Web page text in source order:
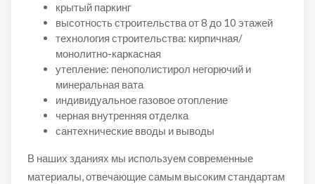
крытый паркинг
высотность строительства от 8 до 10 этажей
технология строительства: кирпичная/
монолитно-каркасная
утепление: пенополистирол негорючий и
минеральная вата
индивидуальное газовое отопление
черная внутренняя отделка
сантехнические вводы и выводы
В наших зданиях мы используем современные
материалы, отвечающие самым высоким стандартам